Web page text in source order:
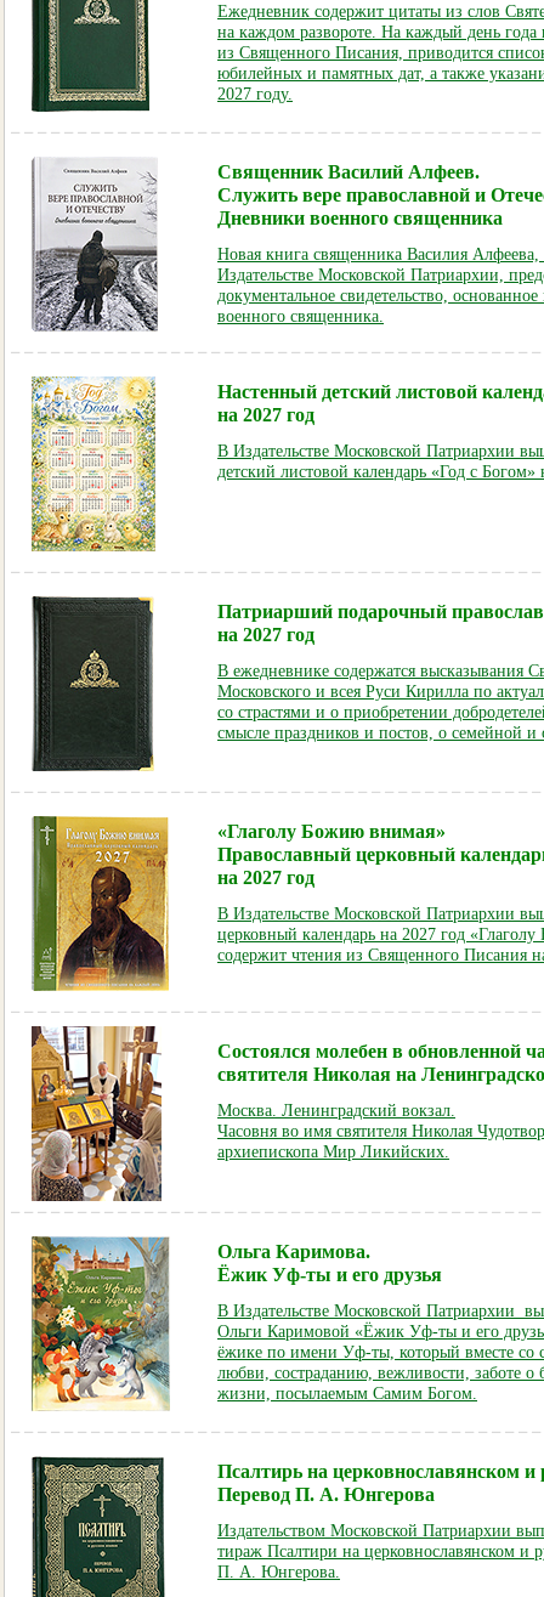
Ежедневник содержит цитаты из слов
на каждом развороте. На каждый день года
из Священного Писания, приводится
юбилейных и памятных дат, а также
2027 году.
Священник Василий Алфеев.
Служить вере православной и
Дневники военного священника
Новая книга священника Василия
Издательстве Московской Патриархии,
документальное свидетельство,
военного священника.
Настенный детский листовой
на 2027 год
В Издательстве Московской Патриархии
детский листовой календарь «Год с Богом»
Патриарший подарочный
на 2027 год
В ежедневнике содержатся высказывания
Московского и всея Руси Кирилла по
со страстями и о приобретении
смысле праздников и постов, о семейной
«Глаголу Божию внимая»
Православный церковный
на 2027 год
В Издательстве Московской Патриархии
церковный календарь на 2027 год
содержит чтения из Священного Писания
Состоялся молебен в обновленной
святителя Николая на
Москва. Ленинградский вокзал.
Часовня во имя святителя Николая
архиепископа Мир Ликийских.
Ольга Каримова.
Ёжик Уф-ты и его друзья
В Издательстве Московской Патриархии
Ольги Каримовой «Ёжик Уф-ты и его
ёжике по имени Уф-ты, который вместе со
любви, состраданию, вежливости, заботе о
жизни, посылаемым Самим Богом.
Псалтирь на церковнославянском и
Перевод П. А. Юнгерова
Издательством Московской Патриархии
тираж Псалтири на церковнославянском и
П. А. Юнгерова.